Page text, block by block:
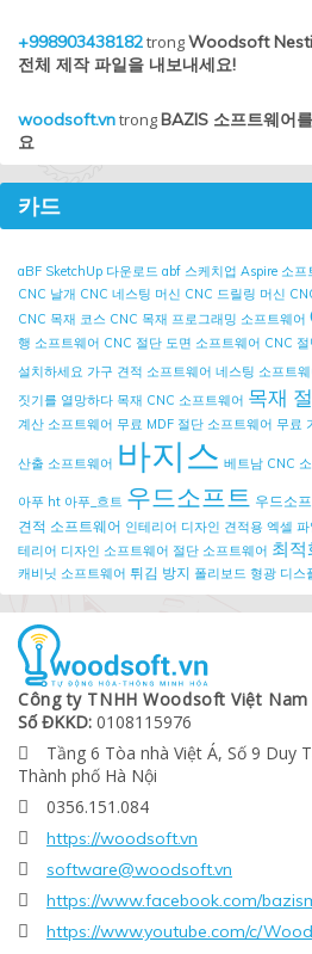
+998903438182trongWoodsoft
전체 제작 파일을 내보내세요!
woodsoft.vntrongBAZIS 소프트웨어
요
카드
aBF SketchUp 다운로드 abf 스케치업 Aspire 소프
CNC 날개 CNC 네스팅 머신 CNC 드릴링 머신
CNC 목재 코스 CNC 목재 프로그래밍 소프트웨어
행 소프트웨어 CNC 절단 도면 소프트웨어 CNC
설치하세요 가구 견적 소프트웨어 네스팅 소프트
짓기를 열망하다 목재 CNC 소프트웨어 목재
계산 소프트웨어 무료 MDF 절단 소프트웨어 무료
산출 소프트웨어 바지스 베트남 CNC
아푸 ht 아푸_흐트 우드소프트 우드소
견적 소프트웨어 인테리어 디자인 견적용 엑셀 파
테리어 디자인 소프트웨어 절단 소프트웨어 최적
캐비닛 소프트웨어 튀김 방지 폴리보드 형광 디스
Công ty TNHH Woodsoft Việt Nam
Số ĐKKD: 0108115976

Tầng 6 Tòa nhà Việt Á, Số 9 Duy
Thành phố Hà Nội
 0356.151.084
 https://woodsoft.vn
 software@woodsoft.vn
 https://www.facebook.com/
 https://www.youtube.com/c/